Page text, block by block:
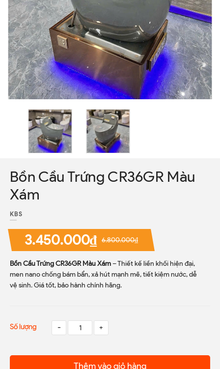
Bồn Cầu Trứng CR36GR Màu
Xám
KBS
3.450.000₫ 6.800.000₫
Bồn Cầu Trứng CR36GR Màu Xám– Thiết kế liền khối hiện đại,
men nano chống bám bẩn, xả hút mạnh mẽ, tiết kiệm nước, dễ
vệ sinh. Giá tốt, bảo hành chính hãng.
Số lượng - +
Thêm vào giỏ hàng